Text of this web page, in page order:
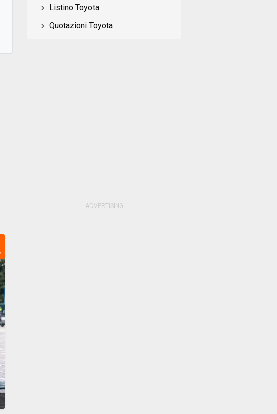
Listino Toyota
Quotazioni Toyota